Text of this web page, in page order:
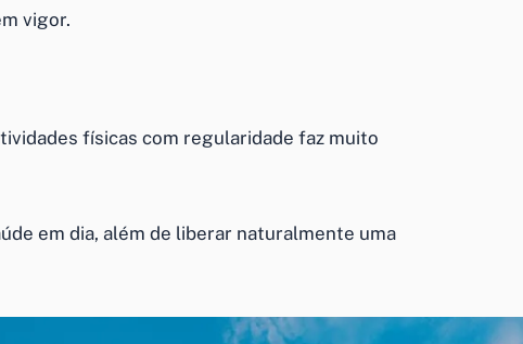
vigor.
físicas com regularidade faz muito
em dia, além de liberar naturalmente uma